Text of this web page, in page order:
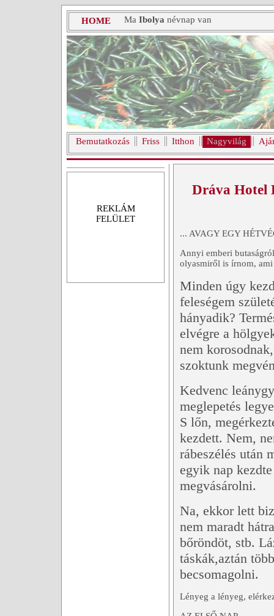
HOME Ma Ibolya névnap van
Bemutatkozás Friss Itthon Nagyvilág
REKLÁM
FELÜLET
Dráva Hotel
... AVAGY EGY
Annyi emberi
olyasmiről is írnom, ami
Minden úgy
feleségem
hányadik?
elvégre a
nem
szoktunk
Kedvenc
meglepetés
S lőn,
kezdett. Nem,
rábeszélés után
egyik nap
megvásárolni.
Na, ekkor lett
nem maradt
bőröndöt, stb.
táskák,aztán
becsomagolni.
Lényeg a lényeg,